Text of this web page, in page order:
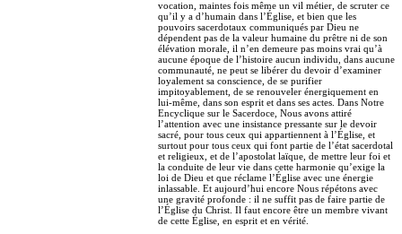
vocation, maintes fois même un vil métier, de scruter ce
qu’il y a d’humain dans l’Église, et bien que les
pouvoirs sacerdotaux communiqués par Dieu ne
dépendent pas de la valeur humaine du prêtre ni de son
élévation morale, il n’en demeure pas moins vrai qu’à
aucune époque de l’histoire aucun individu, dans aucune
communauté, ne peut se libérer du devoir d’examiner
loyalement sa conscience, de se purifier
impitoyablement, de se renouveler énergiquement en
lui-même, dans son esprit et dans ses actes. Dans Notre
Encyclique sur le Sacerdoce, Nous avons attiré
l’attention avec une insistance pressante sur le devoir
sacré, pour tous ceux qui appartiennent à l’Église, et
surtout pour tous ceux qui font partie de l’état sacerdotal
et religieux, et de l’apostolat laïque, de mettre leur foi et
la conduite de leur vie dans cette harmonie qu’exige la
loi de Dieu et que réclame l’Église avec une énergie
inlassable. Et aujourd’hui encore Nous répétons avec
une gravité profonde : il ne suffit pas de faire partie de
l’Église du Christ. Il faut encore être un membre vivant
de cette Église, en esprit et en vérité.